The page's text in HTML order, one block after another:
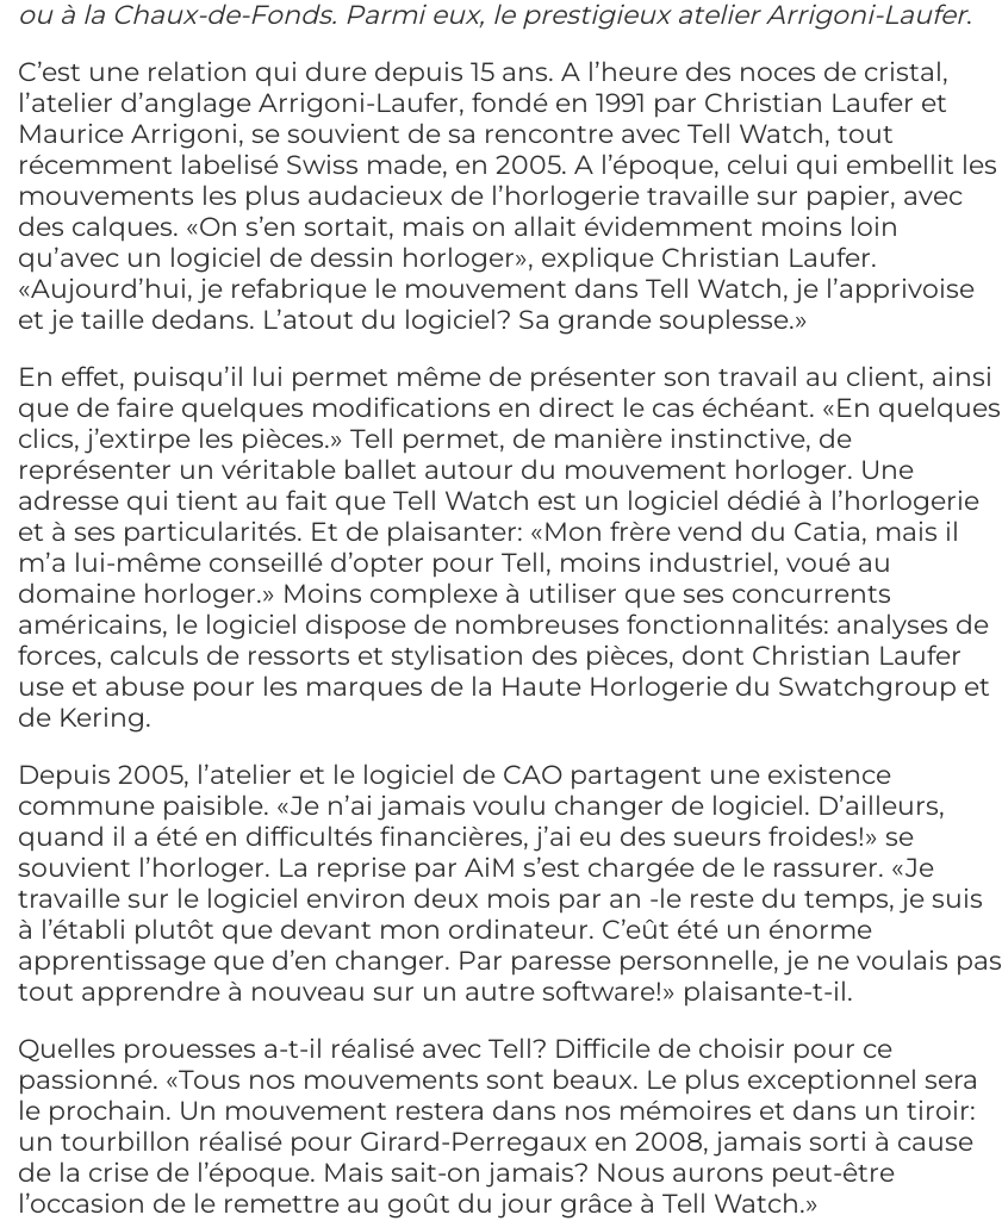
ou à la Chaux-de-Fonds. Parmi eux, le prestigieux atelier Arrigoni-Laufer.
C’est une relation qui dure depuis 15 ans. A l’heure des noces de cristal,
l’atelier d’anglage Arrigoni-Laufer, fondé en 1991 par Christian Laufer et
Maurice Arrigoni, se souvient de sa rencontre avec Tell Watch, tout
récemment labelisé Swiss made, en 2005. A l’époque, celui qui embellit les
mouvements les plus audacieux de l’horlogerie travaille sur papier, avec
des calques. «On s’en sortait, mais on allait évidemment moins loin
qu’avec un logiciel de dessin horloger», explique Christian Laufer.
«Aujourd’hui, je refabrique le mouvement dans Tell Watch, je l’apprivoise
et je taille dedans. L’atout du logiciel? Sa grande souplesse.»
En effet, puisqu’il lui permet même de présenter son travail au client, ainsi
que de faire quelques modifications en direct le cas échéant. «En quelques
clics, j’extirpe les pièces.» Tell permet, de manière instinctive, de
représenter un véritable ballet autour du mouvement horloger. Une
adresse qui tient au fait que Tell Watch est un logiciel dédié à l’horlogerie
et à ses particularités. Et de plaisanter: «Mon frère vend du Catia, mais il
m’a lui-même conseillé d’opter pour Tell, moins industriel, voué au
domaine horloger.» Moins complexe à utiliser que ses concurrents
américains, le logiciel dispose de nombreuses fonctionnalités: analyses de
forces, calculs de ressorts et stylisation des pièces, dont Christian Laufer
use et abuse pour les marques de la Haute Horlogerie du Swatchgroup et
de Kering.
Depuis 2005, l’atelier et le logiciel de CAO partagent une existence
commune paisible. «Je n’ai jamais voulu changer de logiciel. D’ailleurs,
quand il a été en difficultés financières, j’ai eu des sueurs froides!» se
souvient l’horloger. La reprise par AiM s’est chargée de le rassurer. «Je
travaille sur le logiciel environ deux mois par an -le reste du temps, je suis
à l’établi plutôt que devant mon ordinateur. C’eût été un énorme
apprentissage que d’en changer. Par paresse personnelle, je ne voulais pas
tout apprendre à nouveau sur un autre software!» plaisante-t-il.
Quelles prouesses a-t-il réalisé avec Tell? Difficile de choisir pour ce
passionné. «Tous nos mouvements sont beaux. Le plus exceptionnel sera
le prochain. Un mouvement restera dans nos mémoires et dans un tiroir:
un tourbillon réalisé pour Girard-Perregaux en 2008, jamais sorti à cause
de la crise de l’époque. Mais sait-on jamais? Nous aurons peut-être
l’occasion de le remettre au goût du jour grâce à Tell Watch.»